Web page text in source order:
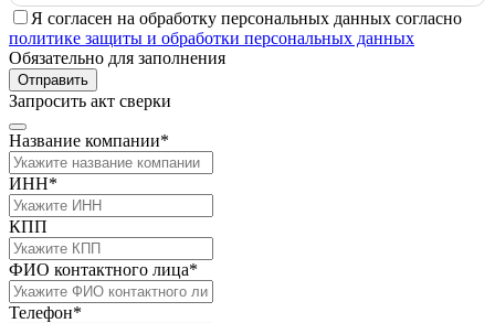
Я согласен на обработку персональных данных согласно
политике защиты и обработки персональных данных
Обязательно для заполнения
Отправить
Запросить акт сверки
Название компании*
ИНН*
КПП
ФИО контактного лица*
Телефон*